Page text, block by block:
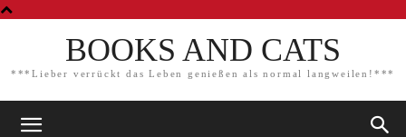
BOOKS AND CATS
***Lieber verrückt das Leben genießen als normal langweilen!***